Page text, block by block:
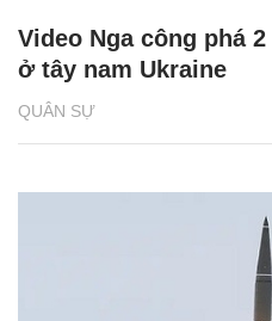
QUÂN SỰ
Video Nga công phá
ở tây nam Ukraine